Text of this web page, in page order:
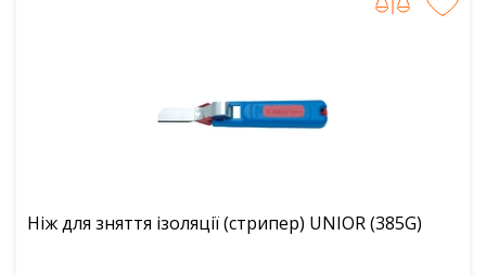
Ніж для зняття ізоляції (стрипер) UNIOR (385G)